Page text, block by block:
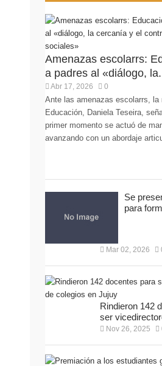
Amenazas escolarrs:
a padres al «diálogo,
Abr 17, 2026 0
Ante las amenazas escolarrs, la
Educación, Daniela Teseira,
primer momento se actuó de
avanzando con un abordaje
Se
para
Mar 02, 2026
Rindieron 142
ser
Nov 26, 2025